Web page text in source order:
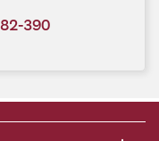
390